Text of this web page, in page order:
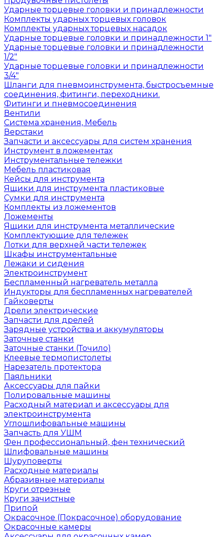
Ударные торцевые головки и принадлежности
Комплекты ударных торцевых головок
Комплекты ударных торцевых насадок
Ударные торцевые головки и принадлежности 1"
Ударные торцевые головки и принадлежности
1/2"
Ударные торцевые головки и принадлежности
3/4"
Шланги для пневмоинструмента, быстросъемные
соединения, фитинги, переходники.
Фитинги и пневмосоединения
Вентили
Система хранения, Мебель
Верстаки
Запчасти и аксессуары для систем хранения
Инструмент в ложементах
Инструментальные тележки
Мебель пластиковая
Кейсы для инструмента
Ящики для инструмента пластиковые
Сумки для инструмента
Комплекты из ложементов
Ложементы
Ящики для инструмента металлические
Комплектующие для тележек
Лотки для верхней части тележек
Шкафы инструментальные
Лежаки и сидения
Электроинструмент
Беспламенный нагреватель металла
Индукторы для беспламенных нагревателей
Гайковерты
Дрели электрические
Запчасти для дрелей
Зарядные устройства и аккумуляторы
Заточные станки
Заточные станки (Точило)
Клеевые термопистолеты
Нарезатель протектора
Паяльники
Аксессуары для пайки
Полировальные машины
Расходный материал и аксессуары для
электроинструмента
Углошлифовальные машины
Запчасть для УШМ
Фен профессиональный, фен технический
Шлифовальные машины
Шуруповерты
Расходные материалы
Абразивные материалы
Круги отрезные
Круги зачистные
Припой
Окрасочное (Покрасочное) оборудование
Окрасочные камеры